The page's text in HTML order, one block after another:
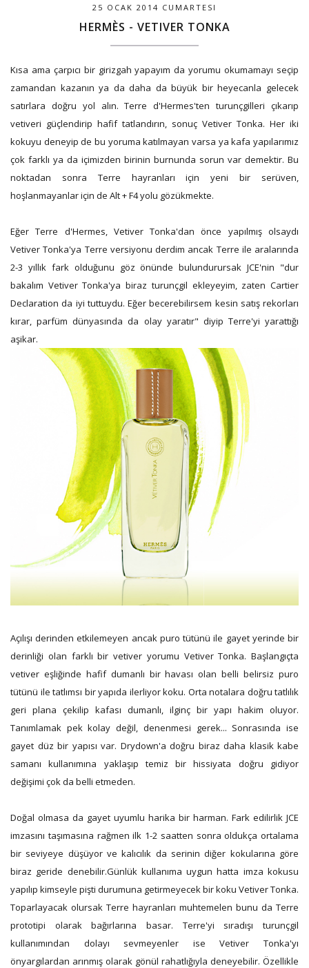
25 OCAK 2014 CUMARTESI
HERMÈS - VETIVER TONKA
Kısa ama çarpıcı bir girizgah yapayım da yorumu okumamayı seçip
zamandan kazanın ya da daha da büyük bir heyecanla gelecek
satırlara doğru yol alın. Terre d'Hermes'ten turunçgilleri çıkarıp
vetiveri güçlendirip hafif tatlandırın, sonuç Vetiver Tonka. Her iki
kokuyu deneyip de bu yoruma katılmayan varsa ya kafa yapılarımız
çok farklı ya da içimizden birinin burnunda sorun var demektir. Bu
noktadan sonra Terre hayranları için yeni bir serüven,
hoşlanmayanlar için de Alt + F4 yolu gözükmekte.
Eğer Terre d'Hermes, Vetiver Tonka'dan önce yapılmış olsaydı
Vetiver Tonka'ya Terre versiyonu derdim ancak Terre ile aralarında
2-3 yıllık fark olduğunu göz önünde bulundurursak JCE'nin "dur
bakalım Vetiver Tonka'ya biraz turunçgil ekleyeyim, zaten Cartier
Declaration da iyi tuttuydu. Eğer becerebilirsem kesin satış rekorları
kırar, parfüm dünyasında da olay yaratır" diyip Terre'yi yarattığı
aşikar.
Açılışı derinden etkilemeyen ancak puro tütünü ile gayet yerinde bir
derinliği olan farklı bir vetiver yorumu Vetiver Tonka. Başlangıçta
vetiver eşliğinde hafif dumanlı bir havası olan belli belirsiz puro
tütünü ile tatlımsı bir yapıda ilerliyor koku. Orta notalara doğru tatlılık
geri plana çekilip kafası dumanlı, ilginç bir yapı hakim oluyor.
Tanımlamak pek kolay değil, denenmesi gerek... Sonrasında ise
gayet düz bir yapısı var. Drydown'a doğru biraz daha klasik kabe
samanı kullanımına yaklaşıp temiz bir hissiyata doğru gidiyor
değişimi çok da belli etmeden.
Doğal olmasa da gayet uyumlu harika bir harman. Fark edilirlik JCE
imzasını taşımasına rağmen ilk 1-2 saatten sonra oldukça ortalama
bir seviyeye düşüyor ve kalıcılık da serinin diğer kokularına göre
biraz geride denebilir.Günlük kullanıma uygun hatta imza kokusu
yapılıp kimseyle pişti durumuna getirmeyecek bir koku Vetiver Tonka.
Toparlayacak olursak Terre hayranları muhtemelen bunu da Terre
prototipi olarak bağırlarına basar. Terre'yi sıradışı turunçgil
kullanımından dolayı sevmeyenler ise Vetiver Tonka'yı
önyargılardan arınmış olarak gönül rahatlığıyla deneyebilir. Özellikle